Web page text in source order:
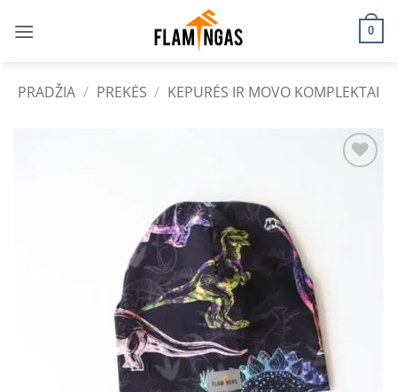
0
PRADŽIA / PREKĖS / KEPURĖS IR MOVO KOMPLEKTAI